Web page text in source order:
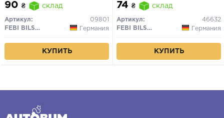
90 ₴ склад
Артикул:
09801
FEBI BILSTEIN
Германия
КУПИТЬ
74 ₴ склад
Артикул:
46632
FEBI BILSTEIN
Германия
КУПИТЬ